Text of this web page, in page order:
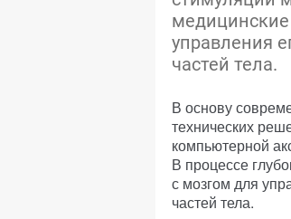
медицинские
управления
частей тела.
В основу
технических
компьютерной
В процессе
с мозгом для
частей тела.